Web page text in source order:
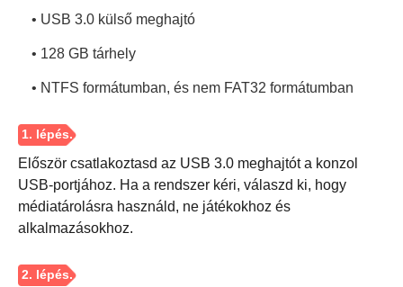
4. lépés.
• USB 3.0 külső meghajtó
• 128 GB tárhely
• NTFS formátumban, és nem FAT32 formátumban
Először csatlakoztasd az USB 3.0 meghajtót a konzol
USB-portjához. Ha a rendszer kéri, válaszd ki, hogy
médiatárolásra használd, ne játékokhoz és
alkalmazásokhoz.